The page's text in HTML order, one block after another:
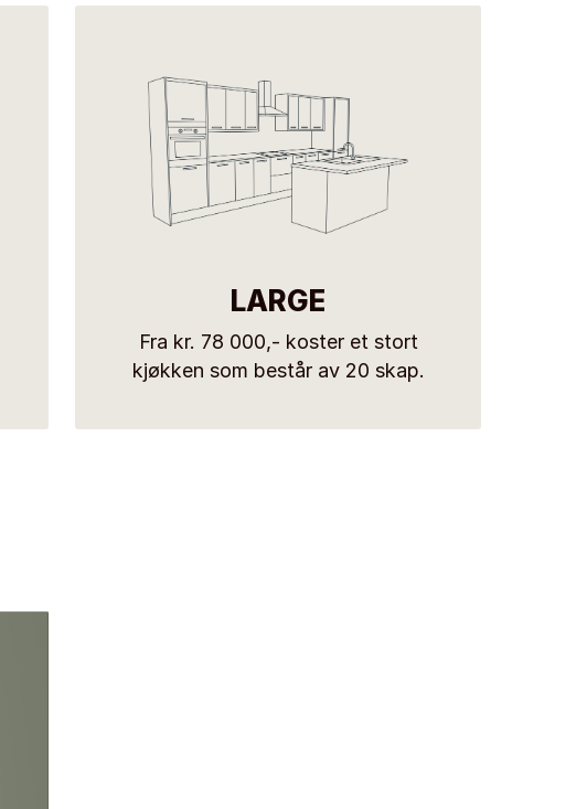
LARGE
Fra kr. 78 000,- koster et stort
kjøkken som består av 20 skap.